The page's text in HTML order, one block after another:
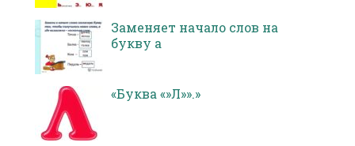
Заменяет начало слов на
букву а
«Буква «»Л»».»